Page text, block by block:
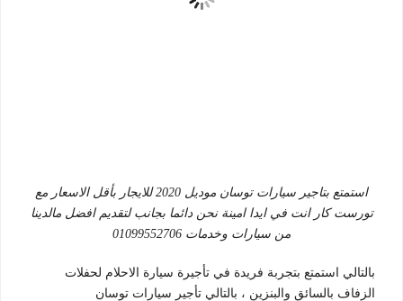
استمتع بتاجير سيارات توسان موديل 2020 للايجار بأقل الاسعار مع
تورست كار انت في ايدا امينة نحن دائما بجانب لتقديم افضل مالدينا
من سيارات وخدمات 01099552706
بالتالي استمتع بتجربة فريدة في تأجيرة سيارة الاحلام لحفلات
الزفاف بالسائق والبنزين ، بالتالي تأجير سيارات توسان